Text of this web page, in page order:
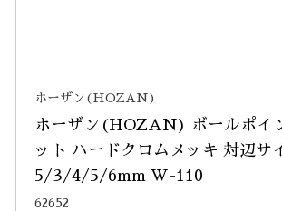
ホーザン(HOZAN)
ホーザン(HOZAN) ボールポイ
ット ハードクロムメッキ 対辺サ
5/3/4/5/6mm W-110
62652